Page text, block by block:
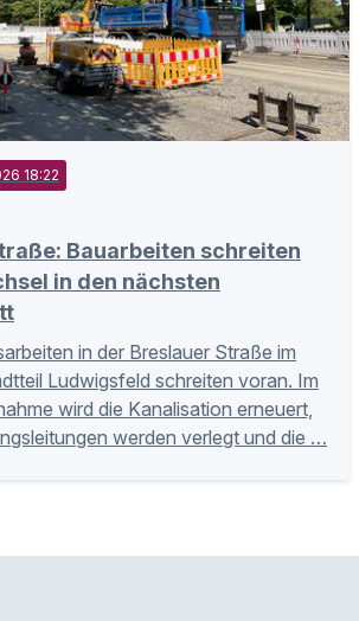
18:22
Bauarbeiten schreiten
in den nächsten
in der Breslauer Straße im
Ludwigsfeld schreiten voran. Im
wird die Kanalisation erneuert,
werden verlegt und die …